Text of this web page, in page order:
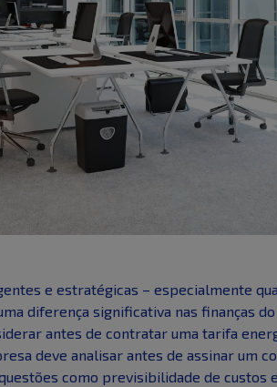
e estratégicas – especialmente
diferença significativa nas finanças
antes de contratar uma tarifa
deve analisar antes de assinar um
como previsibilidade de custos